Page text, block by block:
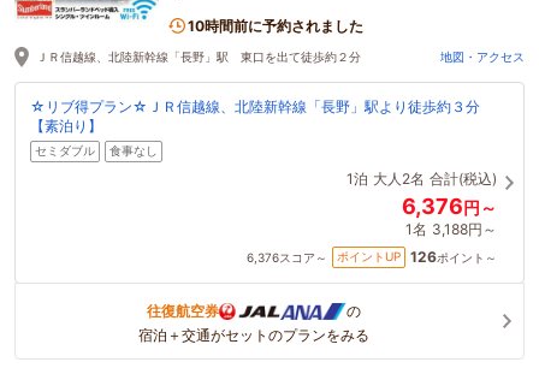
10時間前に予約されました
ＪＲ信越線、北陸新幹線「長野」駅 東口を出て徒歩約２分 地図・アクセス
☆リブ得プラン☆ＪＲ信越線、北陸新幹線「長野」駅より徒歩約３分
【素泊り】
セミダブル 食事なし
1泊 大人2名 合計(税込)
6,376円～
1名 3,188円～
6,376スコア～ ポイントUP 126ポイント～
往復航空券
の
宿泊＋交通がセットのプランをみる